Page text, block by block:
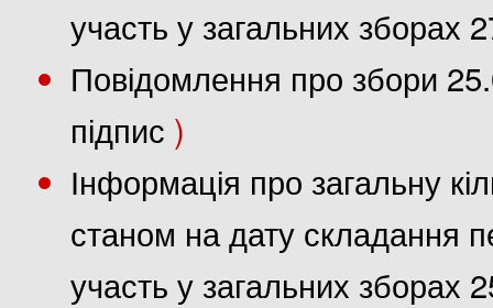
участь у загальних
Повідомлення про збори
підпис )
Інформація про загальну
станом на дату складання
участь у загальних